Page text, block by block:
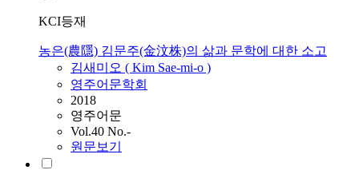
KCI등재
농은(農隱) 김문주(金汶株)의 삶과 문학에 대한 소고
김새미오 ( Kim Sae-mi-o )
영주어문학회
2018
영주어문
Vol.40 No.-
원문보기